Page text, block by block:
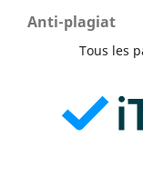
Anti-plagiat
Tous les